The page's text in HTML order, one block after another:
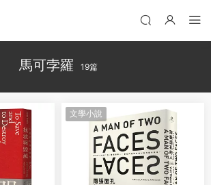
馬可孛羅 19篇
文學小說